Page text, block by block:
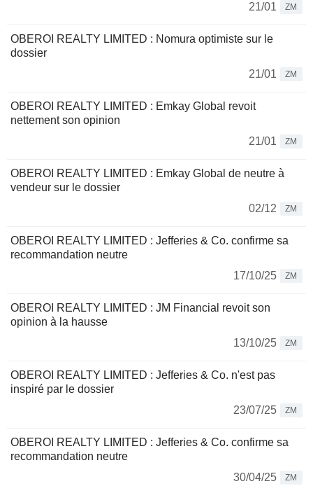
21/01
ZM
OBEROI REALTY LIMITED : Nomura optimiste sur le
dossier
21/01
ZM
OBEROI REALTY LIMITED : Emkay Global revoit
nettement son opinion
21/01
ZM
OBEROI REALTY LIMITED : Emkay Global de neutre à
vendeur sur le dossier
02/12
ZM
OBEROI REALTY LIMITED : Jefferies & Co. confirme sa
recommandation neutre
17/10/25
ZM
OBEROI REALTY LIMITED : JM Financial revoit son
opinion à la hausse
13/10/25
ZM
OBEROI REALTY LIMITED : Jefferies & Co. n'est pas
inspiré par le dossier
23/07/25
ZM
OBEROI REALTY LIMITED : Jefferies & Co. confirme sa
recommandation neutre
30/04/25
ZM